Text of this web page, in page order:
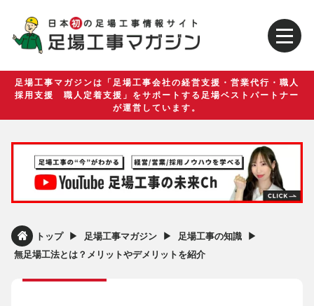
足場工事マガジンは「足場工事会社の経営支援・営業代行・職人
採用支援 職人定着支援」をサポートする足場ベストパートナー
が運営しています。
トップ ▶︎ 足場工事マガジン ▶︎ 足場工事の知識 ▶︎
無足場工法とは？メリットやデメリットを紹介